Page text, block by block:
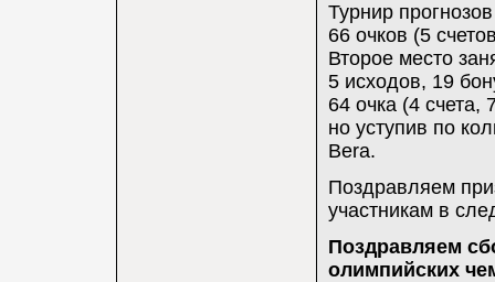
Турнир
66 очков (5
Второе место
5 исходов, 19
64 очка (4 счета,
но уступив по
Bera.
Поздравляем
участникам в
Поздравляем
олимпийских